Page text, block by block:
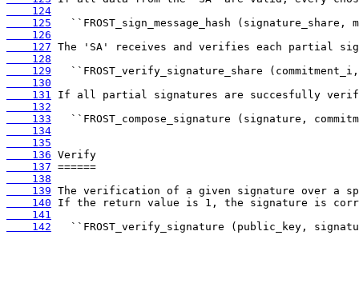
    124
    125
    126
    127
    128
    129
    130
    131
    132
    133
    134
    135
    136
    137
    138
    139
    140
    141
    142